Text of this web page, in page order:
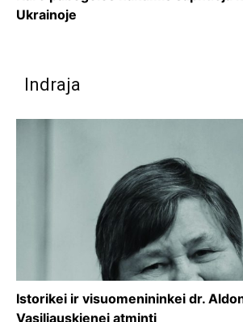
Ukrainoje
Indraja
Istorikei ir visuomenininkei dr.
Vasiliauskienei atminti